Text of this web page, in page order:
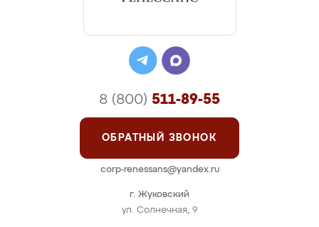
г. Жуковский
ул. Солнечная, 9
8 (800) 511-89-55
ОБРАТНЫЙ ЗВОНОК
corp-renessans@yandex.ru